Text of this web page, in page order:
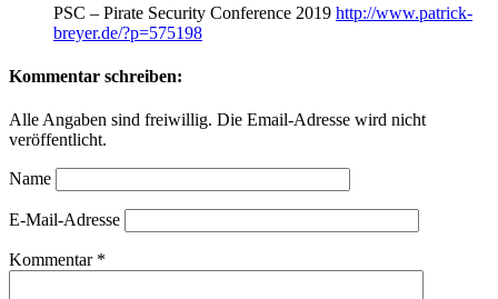
PSC – Pirate Security Conference 2019 http://www.patrick-
breyer.de/?p=575198
Kommentar schreiben:
Alle Angaben sind freiwillig. Die Email-Adresse wird nicht
veröffentlicht.
Name
E-Mail-Adresse
Kommentar *